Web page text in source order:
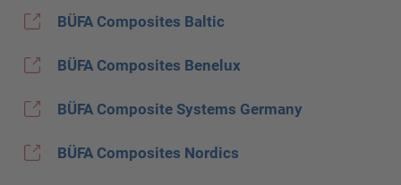
BÜFA Composites Baltic
BÜFA Composites Benelux
BÜFA Composite Systems Germany
BÜFA Composites Nordics